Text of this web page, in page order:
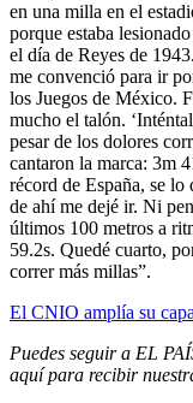
en una milla en el
porque estaba
el día de Reyes de
me convenció para ir
los Juegos de México.
mucho el talón.
pesar de los dolores
cantaron la marca: 3m
récord de España, se lo
de ahí me dejé ir. Ni
últimos 100 metros a
59.2s. Quedé cuarto,
correr más millas”.
El CNIO amplía su
Puedes seguir a EL
aquí para recibir